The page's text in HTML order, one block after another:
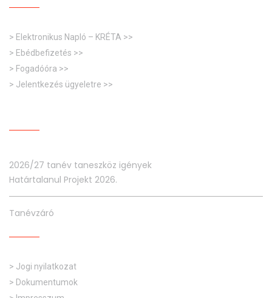
> Elektronikus Napló – KRÉTA >>
> Ebédbefizetés >>
> Fogadóóra >>
> Jelentkezés ügyeletre >>
2026/27 tanév taneszköz igények
Határtalanul Projekt 2026.
Tanévzáró
> Jogi nyilatkozat
> Dokumentumok